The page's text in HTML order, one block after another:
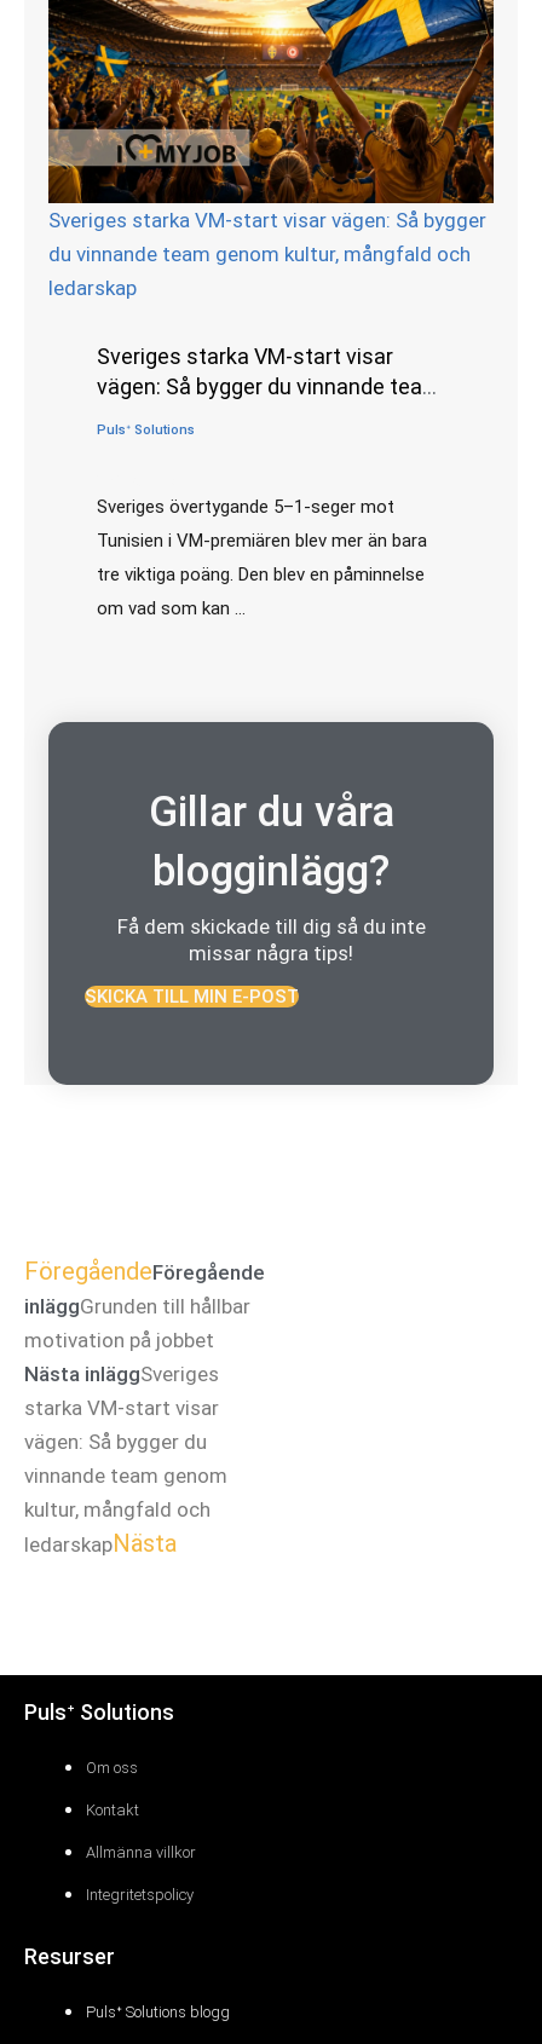
Sveriges starka VM-start visar vägen: Så bygger
du vinnande team genom kultur, mångfald och
ledarskap
Sveriges starka VM-start visar
vägen: Så bygger du vinnande team
Pulsᐩ Solutions
Sveriges övertygande 5–1-seger mot
Tunisien i VM-premiären blev mer än bara
tre viktiga poäng. Den blev en påminnelse
om vad som kan …
Gillar du våra
blogginlägg?
Få dem skickade till dig så du inte
missar några tips!
SKICKA TILL MIN E-POST
FöregåendeFöregående
inläggGrunden till hållbar
motivation på jobbet
Nästa inläggSveriges
starka VM-start visar
vägen: Så bygger du
vinnande team genom
kultur, mångfald och
ledarskapNästa
Pulsᐩ Solutions
Om oss
Kontakt
Allmänna villkor
Integritetspolicy
Resurser
Pulsᐩ Solutions blogg